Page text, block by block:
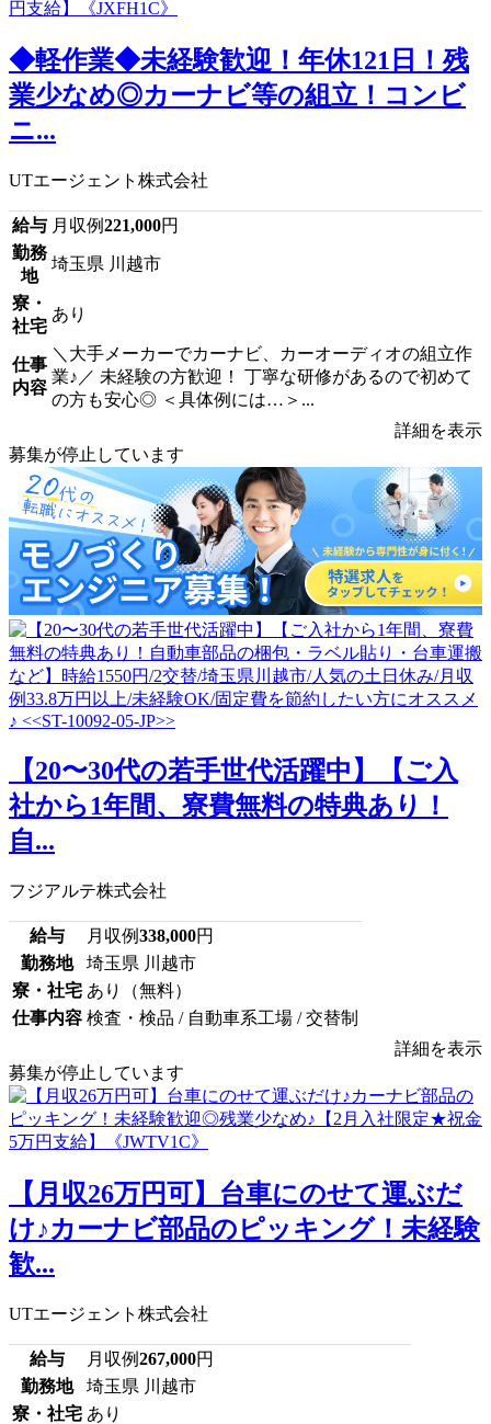
◆軽作業◆未経験歓迎！年休121日！残
業少なめ◎カーナビ等の組立！コンビ
ニ...
UTエージェント株式会社
給与 月収例221,000円
勤務
地
埼玉県 川越市
寮・
社宅
あり
仕事
内容
＼大手メーカーでカーナビ、カーオーディオの組立作
業♪／ 未経験の方歓迎！ 丁寧な研修があるので初めて
の方も安心◎ ＜具体例には…＞...
詳細を表示
募集が停止しています
【20〜30代の若手世代活躍中】【ご入
社から1年間、寮費無料の特典あり！
自...
フジアルテ株式会社
給与 月収例338,000円
勤務地
埼玉県 川越市
寮・社宅 あり（無料）
仕事内容 検査・検品 / 自動車系工場 / 交替制
詳細を表示
募集が停止しています
【月収26万円可】台車にのせて運ぶだ
け♪カーナビ部品のピッキング！未経験
歓...
UTエージェント株式会社
給与 月収例267,000円
勤務地
埼玉県 川越市
寮・社宅 あり